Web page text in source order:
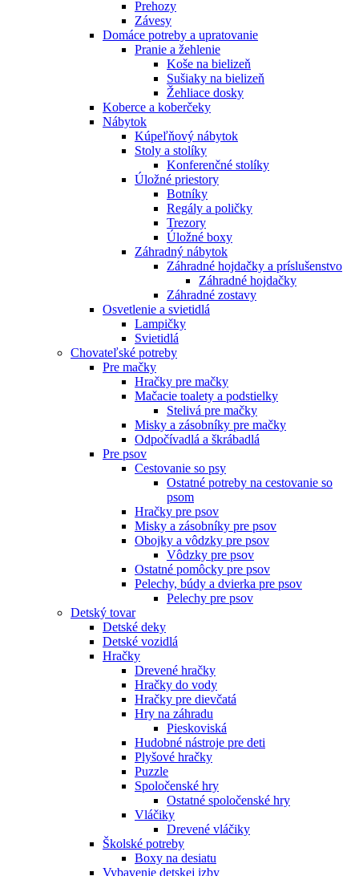
Prehozy
Závesy
Domáce potreby a upratovanie
Pranie a žehlenie
Koše na bielizeň
Sušiaky na bielizeň
Žehliace dosky
Koberce a koberčeky
Nábytok
Kúpeľňový nábytok
Stoly a stolíky
Konferenčné stolíky
Úložné priestory
Botníky
Regály a poličky
Trezory
Úložné boxy
Záhradný nábytok
Záhradné hojdačky a príslušenstvo
Záhradné hojdačky
Záhradné zostavy
Osvetlenie a svietidlá
Lampičky
Svietidlá
Chovateľské potreby
Pre mačky
Hračky pre mačky
Mačacie toalety a podstielky
Stelivá pre mačky
Misky a zásobníky pre mačky
Odpočívadlá a škrábadlá
Pre psov
Cestovanie so psy
Ostatné potreby na cestovanie so
psom
Hračky pre psov
Misky a zásobníky pre psov
Obojky a vôdzky pre psov
Vôdzky pre psov
Ostatné pomôcky pre psov
Pelechy, búdy a dvierka pre psov
Pelechy pre psov
Detský tovar
Detské deky
Detské vozidlá
Hračky
Drevené hračky
Hračky do vody
Hračky pre dievčatá
Hry na záhradu
Pieskoviská
Hudobné nástroje pre deti
Plyšové hračky
Puzzle
Spoločenské hry
Ostatné spoločenské hry
Vláčiky
Drevené vláčiky
Školské potreby
Boxy na desiatu
Vybavenie detskej izby